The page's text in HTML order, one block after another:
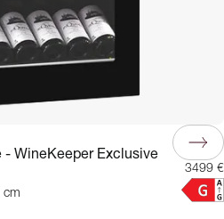
WineKeeper Exclusive
cm
3499 €